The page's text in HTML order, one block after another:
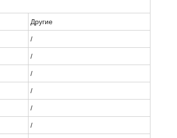
Другие
/
/
/
/
/
/